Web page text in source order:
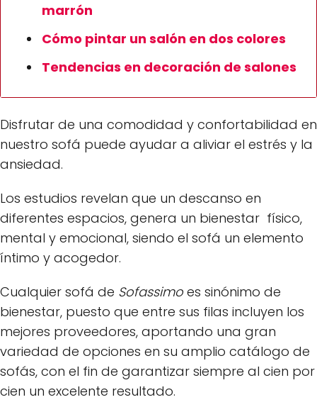
marrón
Cómo pintar un salón en dos colores
Tendencias en decoración de salones
Disfrutar de una comodidad y confortabilidad en
nuestro sofá puede ayudar a aliviar el estrés y la
ansiedad.
Los estudios revelan que un descanso en
diferentes espacios, genera un bienestar físico,
mental y emocional, siendo el sofá un elemento
íntimo y acogedor.
Cualquier sofá de Sofassimo es sinónimo de
bienestar, puesto que entre sus filas incluyen los
mejores proveedores, aportando una gran
variedad de opciones en su amplio catálogo de
sofás, con el fin de garantizar siempre al cien por
cien un excelente resultado.